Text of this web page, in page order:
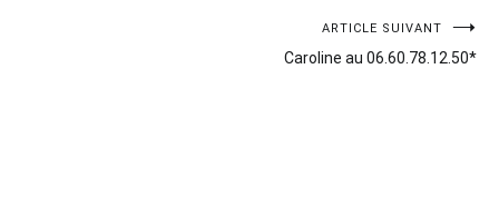
ARTICLE SUIVANT
Caroline au 06.60.78.12.50*